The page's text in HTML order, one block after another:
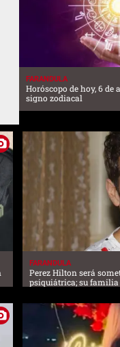
FARANDULA
Horóscopo de hoy, 6 de
signo zodiacal
FARANDULA
Perez Hilton será
psiquiátrica; su familia